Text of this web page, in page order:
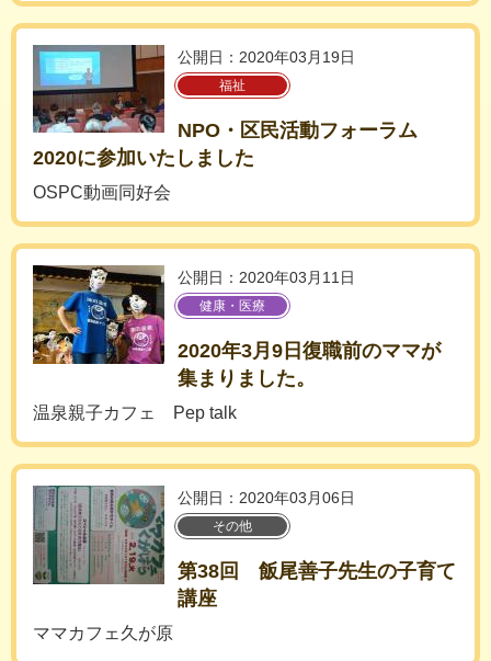
公開日：2020年03月19日
福祉
NPO・区民活動フォーラム
2020に参加いたしました
OSPC動画同好会
公開日：2020年03月11日
健康・医療
2020年3月9日復職前のママが
集まりました。
温泉親子カフェ Pep talk
公開日：2020年03月06日
その他
第38回 飯尾善子先生の子育て
講座
ママカフェ久が原